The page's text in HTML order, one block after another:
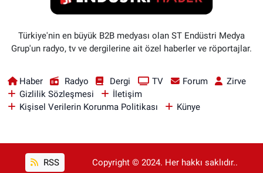
Türkiye'nin en büyük B2B medyası olan ST Endüstri Medya
Grup'un radyo, tv ve dergilerine ait özel haberler ve röportajlar.
Haber Radyo Dergi TV Forum
Zirve
Gizlilik Sözleşmesi
İletişim
Kişisel Verilerin Korunma Politikası
Künye
RSS Copyright © 2024. Her hakkı saklıdır..